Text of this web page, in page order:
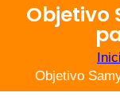
Objetivo
Objetivo